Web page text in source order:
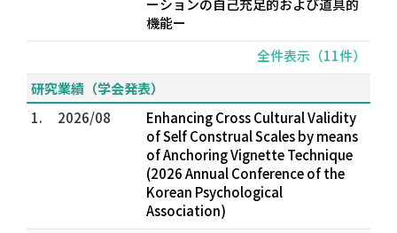
ーションの自己充足的および道具的
機能ー
全件表示（11件）
研究業績（学会発表）
1.
2026/08
Enhancing Cross Cultural Validity
of Self Construal Scales by means
of Anchoring Vignette Technique
(2026 Annual Conference of the
Korean Psychological
Association)